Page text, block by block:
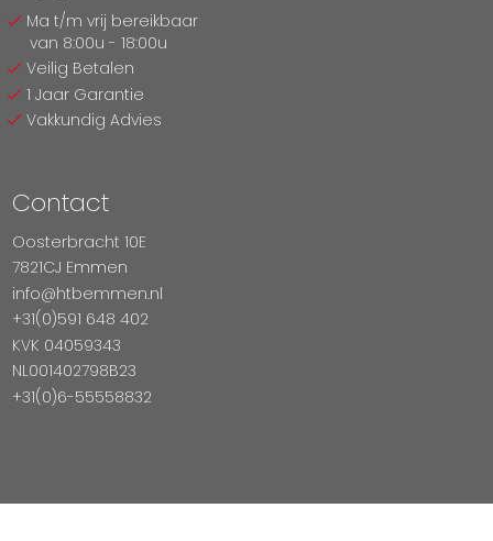
Ma t/m vrij bereikbaar
van 8:00u - 18:00u
Veilig Betalen
1 Jaar Garantie
Vakkundig Advies
Contact
Oosterbracht 10E
7821CJ Emmen
info@htbemmen.nl
+31(0)591 648 402
KVK 04059343
NL001402798B23
+31(0)6-55558832